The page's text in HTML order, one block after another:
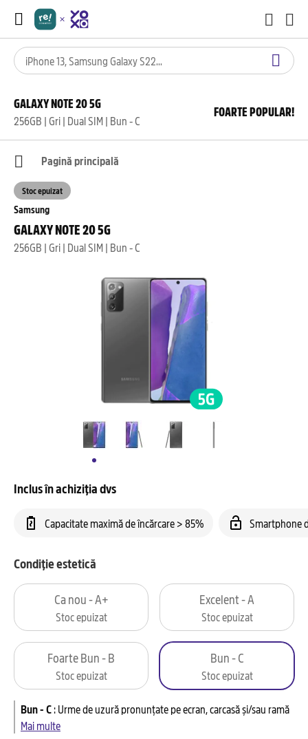
GALAXY NOTE 20 5G
256GB | Gri | Dual SIM | Bun - C
FOARTE POPULAR!
Pagină principală
Samsung
GALAXY NOTE 20 5G
256GB | Gri | Dual SIM | Bun - C
Stoc epuizat
Inclus în achiziția dvs
Capacitate maximă de încărcare > 85% Smartphone
Condiție estetică
Ca nou - A+
Stoc epuizat
Excelent - A
Stoc epuizat
Foarte Bun - B
Stoc epuizat
Bun - C
Stoc epuizat
Bun - C:Urme de uzură pronunțate pe ecran, carcasă și/sau ramă
Mai multe